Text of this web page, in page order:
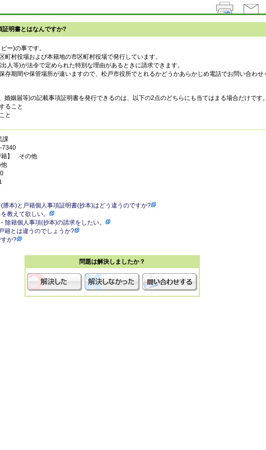
証明書とはなんですか?
ー)の事です。
町村役場および本籍地の市区町村役場で発行しています。
人等)が法令で定められた特別な理由があるときに請求できます。
存期間や保管場所が違いますので、松戸市役所でとれるかどうかあらかじめ電話でお問い合わせ
婚姻届等)の記載事項証明書を発行できるのは、以下の2点のどちらにも当てはまる場合だけです。
ること
と
課
7340
籍】 その他
他
謄本)と戸籍個人事項証明書(抄本)はどう違うのですか?
教えて欲しい。
除籍個人事項(抄本)の請求をしたい。
籍とは違うのでしょうか?
か?
問題は解決しましたか？